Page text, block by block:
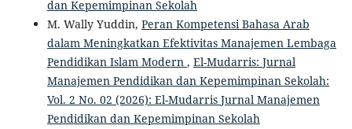
dan Kepemimpinan Sekolah
M. Wally Yuddin, Peran Kompetensi Bahasa Arab
dalam Meningkatkan Efektivitas Manajemen Lembaga
Pendidikan Islam Modern , El-Mudarris: Jurnal
Manajemen Pendidikan dan Kepemimpinan Sekolah:
Vol. 2 No. 02 (2026): El-Mudarris Jurnal Manajemen
Pendidikan dan Kepemimpinan Sekolah